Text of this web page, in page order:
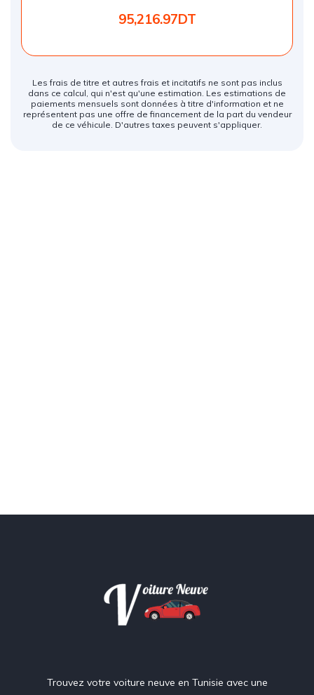
95,216.97DT
Les frais de titre et autres frais et incitatifs ne sont pas inclus
dans ce calcul, qui n'est qu'une estimation. Les estimations de
paiements mensuels sont données à titre d'information et ne
représentent pas une offre de financement de la part du vendeur
de ce véhicule. D'autres taxes peuvent s'appliquer.
Trouvez votre voiture neuve en Tunisie avec une